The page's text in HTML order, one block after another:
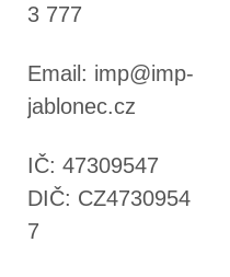
3 777
Email: imp@imp-
jablonec.cz
IČ: 47309547
DIČ: CZ4730954
7